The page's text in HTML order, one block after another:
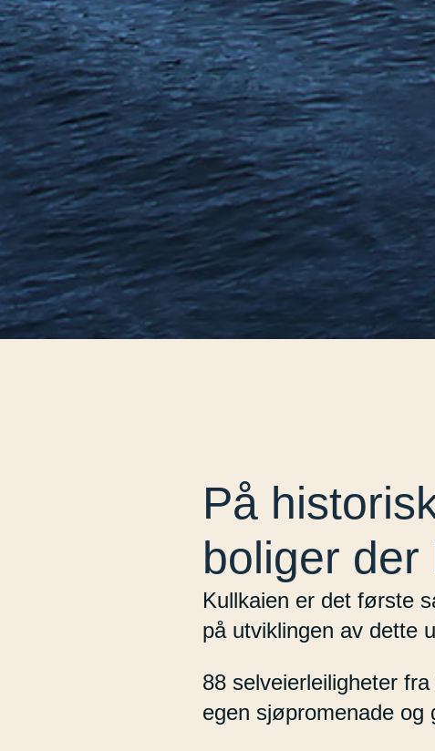
På
boliger der
Kullkaien er det første
på utviklingen av dette
88 selveierleiligheter
egen sjøpromenade og